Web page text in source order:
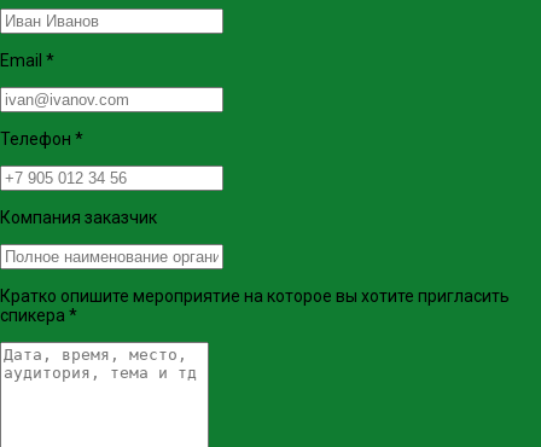
Email *
Телефон *
Компания заказчик
Кратко опишите мероприятие на которое вы хотите пригласить
спикера *